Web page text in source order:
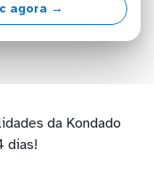
agora →
da Kondado
dias!